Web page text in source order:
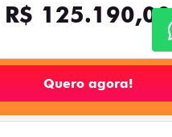
R$ 125.190,00
Quero agora!